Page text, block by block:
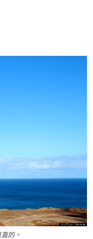
的。